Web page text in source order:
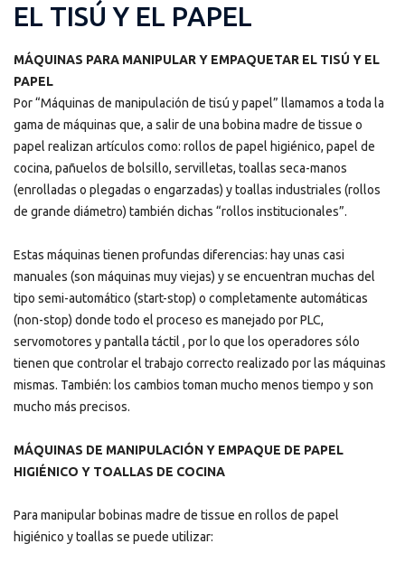
EL TISÚ Y EL PAPEL
MÁQUINAS PARA MANIPULAR Y EMPAQUETAR EL TISÚ Y EL
PAPEL
Por “Máquinas de manipulación de tisú y papel” llamamos a toda la
gama de máquinas que, a salir de una bobina madre de tissue o
papel realizan artículos como: rollos de papel higiénico, papel de
cocina, pañuelos de bolsillo, servilletas, toallas seca-manos
(enrolladas o plegadas o engarzadas) y toallas industriales (rollos
de grande diámetro) también dichas “rollos institucionales”.
Estas máquinas tienen profundas diferencias: hay unas casi
manuales (son máquinas muy viejas) y se encuentran muchas del
tipo semi-automático (start-stop) o completamente automáticas
(non-stop) donde todo el proceso es manejado por PLC,
servomotores y pantalla táctil , por lo que los operadores sólo
tienen que controlar el trabajo correcto realizado por las máquinas
mismas. También: los cambios toman mucho menos tiempo y son
mucho más precisos.
MÁQUINAS DE MANIPULACIÓN Y EMPAQUE DE PAPEL
HIGIÉNICO Y TOALLAS DE COCINA
Para manipular bobinas madre de tissue en rollos de papel
higiénico y toallas se puede utilizar: